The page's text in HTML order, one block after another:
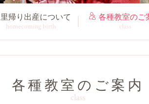
里帰り出産について
homecoming birth
各種教室のご
class
各種教室のご案内
class